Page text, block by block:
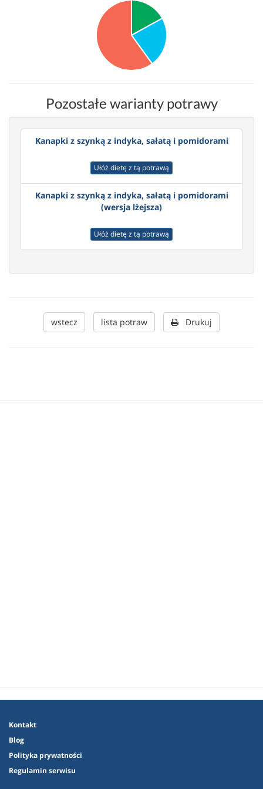
Pozostałe warianty potrawy
Kanapki z szynką z indyka, sałatą i pomidorami
Ułóż dietę z tą potrawą
Kanapki z szynką z indyka, sałatą i pomidorami
(wersja lżejsza)
Ułóż dietę z tą potrawą
wstecz lista potraw Drukuj
Kontakt
Blog
Polityka prywatności
Regulamin serwisu